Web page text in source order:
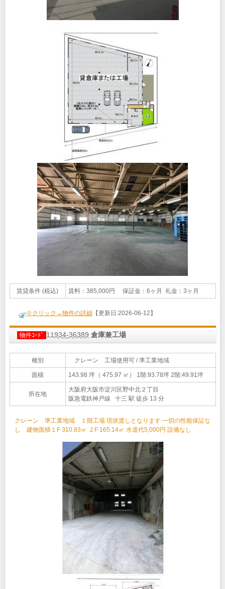
賃貸条件 (税込) 賃料：385,000円 保証金：6ヶ月 礼金：3ヶ月
※クリック→物件の詳細 【更新日:2026-06-12】
物件ｺｰﾄﾞ 11934-36389 倉庫兼工場
種別 クレーン 工場使用可 / 準工業地域
面積 143.98 坪（ 475.97 ㎡） 1階:93.78坪 2階:49.91坪
所在地
大阪府大阪市淀川区野中北２丁目
阪急電鉄神戸線 十三 駅 徒歩 13 分
クレーン 準工業地域 １階工場 現状渡しとなります 一切の性能保証な
し 建物面積１F 310.83㎡ ２F 165.14㎡ 水道代5,000円 設備なし